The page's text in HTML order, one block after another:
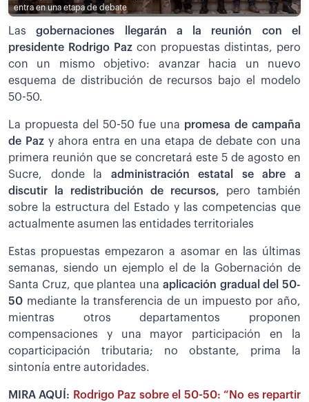
entra en una etapa de debate
Lasgobernaciones llegarán a la reunión con el
presidente Rodrigo Paz con propuestas distintas, pero
con un mismo objetivo: avanzar hacia un nuevo
esquema de distribución de recursos bajo el modelo
50-50.
La propuesta del 50-50 fue una promesa de campaña
de Paz y ahora entra en una etapa de debate con una
primera reunión que se concretará este 5 de agosto en
Sucre, donde la administración estatal se abre a
discutir la redistribución de recursos, pero también
sobre la estructura del Estado y las competencias que
actualmente asumen las entidades territoriales
Estas propuestas empezaron a asomar en las últimas
semanas, siendo un ejemplo el de la Gobernación de
Santa Cruz, que plantea una aplicación gradual del 50-
50 mediante la transferencia de un impuesto por año,
mientras otros departamentos proponen
compensaciones y una mayor participación en la
coparticipación tributaria; no obstante, prima la
sintonía entre autoridades.
MIRA AQUÍ: Rodrigo Paz sobre el 50-50: “No es repartir